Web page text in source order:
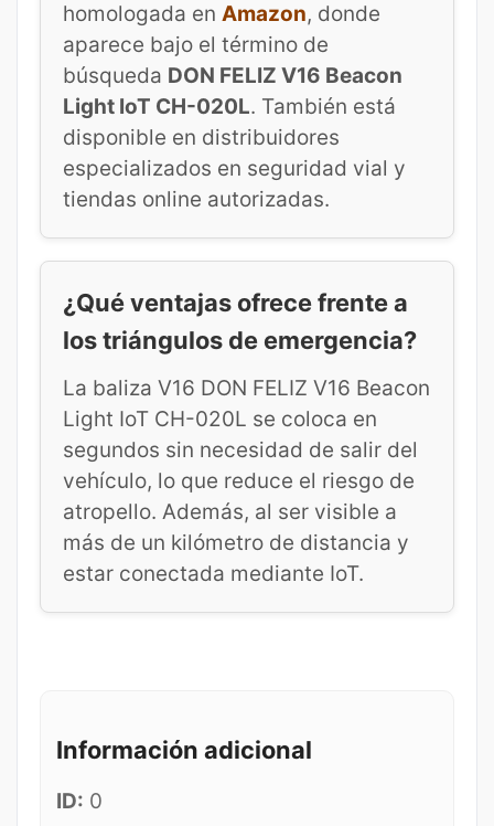
homologada en Amazon, donde
aparece bajo el término de
búsqueda DON FELIZ V16 Beacon
Light IoT CH-020L. También está
disponible en distribuidores
especializados en seguridad vial y
tiendas online autorizadas.
¿Qué ventajas ofrece frente a
los triángulos de emergencia?
La baliza V16 DON FELIZ V16 Beacon
Light IoT CH-020L se coloca en
segundos sin necesidad de salir del
vehículo, lo que reduce el riesgo de
atropello. Además, al ser visible a
más de un kilómetro de distancia y
estar conectada mediante IoT.
Información adicional
ID: 0